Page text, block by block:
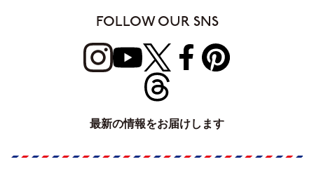
FOLLOW OUR SNS
最新の情報をお届けします